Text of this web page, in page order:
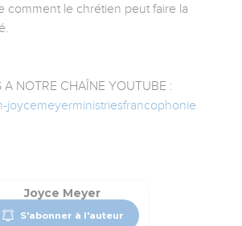
comment le chrétien peut faire la
NOTRE CHAÎNE YOUTUBE :
joycemeyerministriesfrancophonie
Joyce Meyer
S'abonner à l'auteur